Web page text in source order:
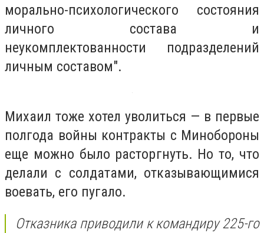
морально-психологического состояния
личного состава и
неукомплектованности подразделений
личным составом".
Михаил тоже хотел уволиться — в первые
полгода войны контракты с Минобороны
еще можно было расторгнуть. Но то, что
делали с солдатами, отказывающимися
воевать, его пугало.
Отказника приводили к командиру 225-го